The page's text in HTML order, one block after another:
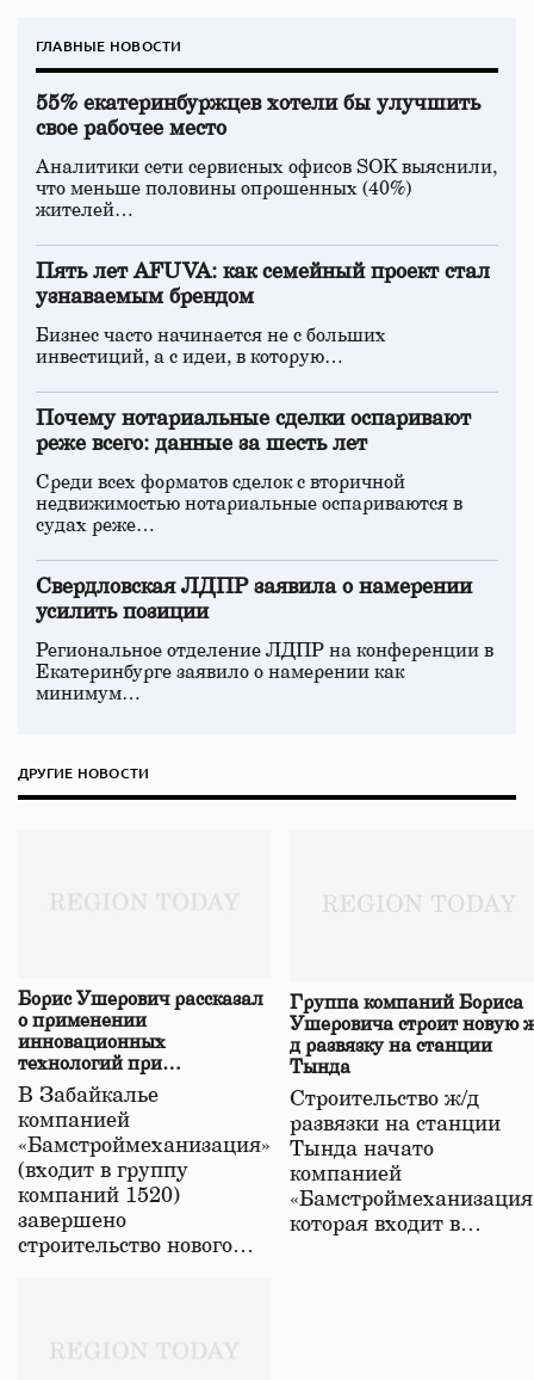
ГЛАВНЫЕ НОВОСТИ
55% екатеринбуржцев хотели бы улучшить
свое рабочее место
Аналитики сети сервисных офисов SOK выяснили,
что меньше половины опрошенных (40%)
жителей…
Пять лет AFUVA: как семейный проект стал
узнаваемым брендом
Бизнес часто начинается не с больших
инвестиций, а с идеи, в которую…
Почему нотариальные сделки оспаривают
реже всего: данные за шесть лет
Среди всех форматов сделок с вторичной
недвижимостью нотариальные оспариваются в
судах реже…
Свердловская ЛДПР заявила о намерении
усилить позиции
Региональное отделение ЛДПР на конференции в
Екатеринбурге заявило о намерении как
минимум…
ДРУГИЕ НОВОСТИ
Борис Ушерович рассказал
о применении
инновационных
технологий при
строительстве нового моста
в Забайкалье
В Забайкалье
компанией
«Бамстроймеханизация»
(входит в группу
компаний 1520)
завершено
строительство нового…
Группа компаний Бориса
Ушеровича строит новую
д развязку на станции
Тында
Строительство ж/д
развязки на станции
Тында начато
компанией
которая входит в…